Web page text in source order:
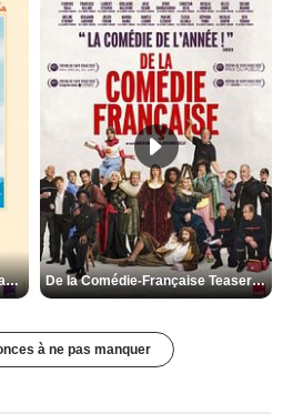
Les Matins merveilleux Bande-annonce VF De la Comédie-Française Teaser VF
à ne pas manquer